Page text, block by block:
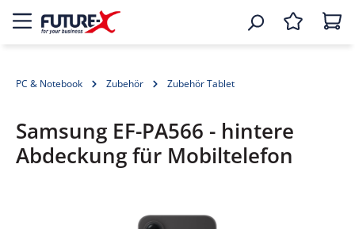
PC & Notebook Zubehör Zubehör Tablet
Samsung EF-PA566 - hintere
Abdeckung für Mobiltelefon
Bildergalerie überspringen